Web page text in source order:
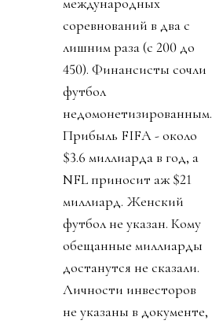
соревнований в два с
лишним раза (с 200 до
450). Финансисты сочли
футбол
недомонетизированным.
Прибыль FIFA - около
$3.6 миллиарда в год, а
NFL приносит аж $21
миллиард. Женский
футбол не указан. Кому
обещанные миллиарды
достанутся не сказали.
Личности инвесторов
не указаны в документе,